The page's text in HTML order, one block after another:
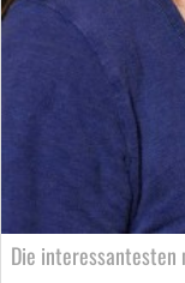
Die interessantesten